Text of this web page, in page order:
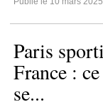
Paris
France :
se...